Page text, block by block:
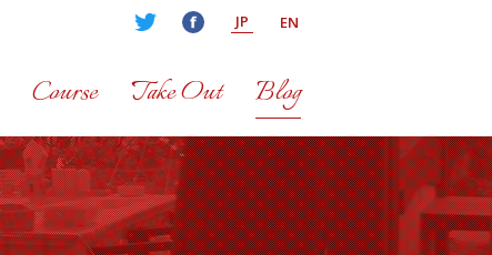
JP EN
Course Take Out Blog